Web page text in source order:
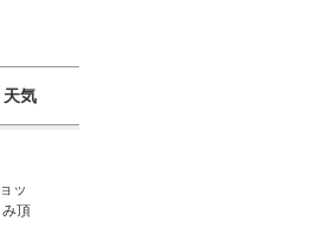
天気
ッ
頂